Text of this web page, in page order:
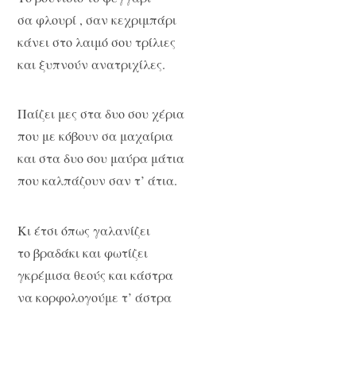
σα φλουρί , σαν κεχριμπάρι
κάνει στο λαιμό σου τρίλιες
και ξυπνούν ανατριχίλες.
Παίζει μες στα δυο σου χέρια
που με κόβουν σα μαχαίρια
και στα δυο σου μαύρα μάτια
που καλπάζουν σαν τ’ άτια.
Κι έτσι όπως γαλανίζει
το βραδάκι και φωτίζει
γκρέμισα θεούς και κάστρα
να κορφολογούμε τ’ άστρα